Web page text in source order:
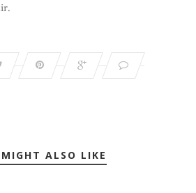
ALSO LIKE